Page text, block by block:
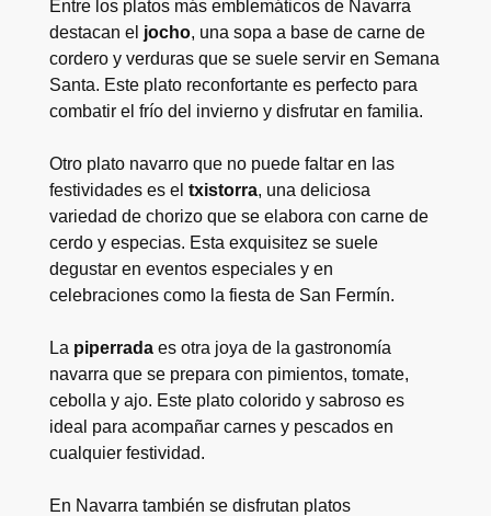
Entre los platos más emblemáticos de Navarra
destacan el jocho, una sopa a base de carne de
cordero y verduras que se suele servir en Semana
Santa. Este plato reconfortante es perfecto para
combatir el frío del invierno y disfrutar en familia.
Otro plato navarro que no puede faltar en las
festividades es el txistorra, una deliciosa
variedad de chorizo que se elabora con carne de
cerdo y especias. Esta exquisitez se suele
degustar en eventos especiales y en
celebraciones como la fiesta de San Fermín.
La piperradaes otra joya de la gastronomía
navarra que se prepara con pimientos, tomate,
cebolla y ajo. Este plato colorido y sabroso es
ideal para acompañar carnes y pescados en
cualquier festividad.
En Navarra también se disfrutan platos